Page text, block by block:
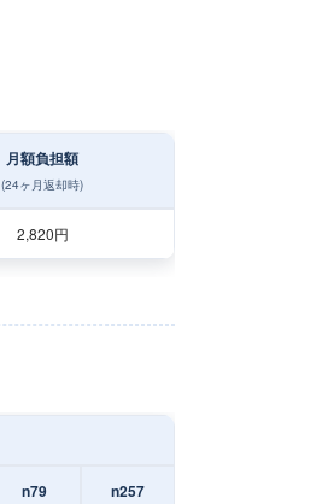
月額負担額
(24ヶ月返却時)
2,820円
n79 n257